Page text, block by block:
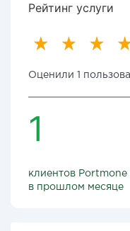
Рейтинг услуги
Оценили 1
1
клиентов Portmone
в прошлом месяце